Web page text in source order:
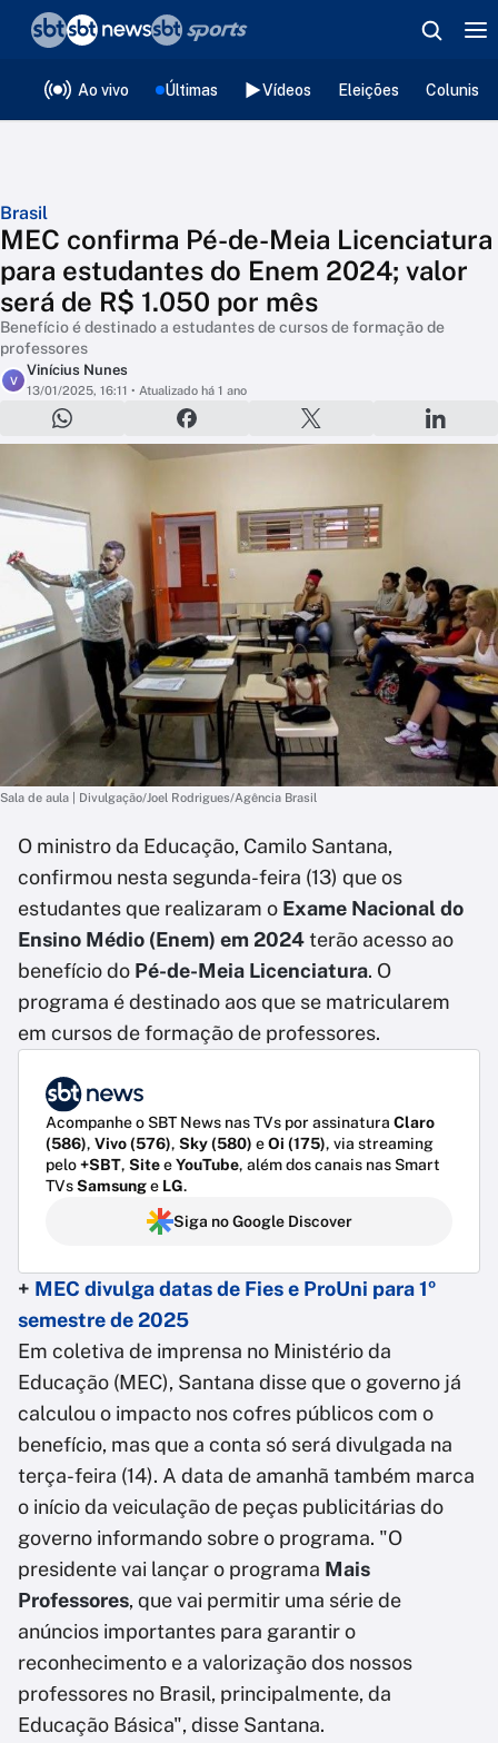
Ao vivo Últimas Vídeos Eleições
Brasil
MEC confirma Pé-de-Meia Licenciatura
para estudantes do Enem 2024; valor
será de R$ 1.050 por mês
Benefício é destinado a estudantes de cursos de formação de
professores
V
Vinícius Nunes
13/01/2025, 16:11 • Atualizado há 1 ano
Sala de aula | Divulgação/Joel Rodrigues/Agência Brasil
O ministro da Educação, Camilo Santana,
confirmou nesta segunda-feira (13) que os
estudantes que realizaram o Exame Nacional do
Ensino Médio (Enem) em 2024terão acesso ao
benefício do Pé-de-Meia Licenciatura. O
programa é destinado aos que se matricularem
em cursos de formação de professores.
Acompanhe o SBT News nas TVs por assinatura Claro
(586), Vivo (576), Sky (580) eOi (175), via streaming
pelo+SBT, SiteeYouTube, além dos canais nas Smart
TVsSamsunge LG.
Siga no Google Discover
+ MEC divulga datas de Fies e ProUni para 1º
semestre de 2025
Em coletiva de imprensa no Ministério da
Educação (MEC), Santana disse que o governo já
calculou o impacto nos cofres públicos com o
benefício, mas que a conta só será divulgada na
terça-feira (14). A data de amanhã também marca
o início da veiculação de peças publicitárias do
governo informando sobre o programa. "O
presidente vai lançar o programa Mais
Professores, que vai permitir uma série de
anúncios importantes para garantir o
reconhecimento e a valorização dos nossos
professores no Brasil, principalmente, da
Educação Básica", disse Santana.
❮voltar
Editorias